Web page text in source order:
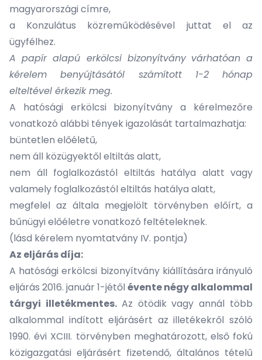
magyarországi címre,
a Konzulátus közreműködésével juttat el az
ügyfélhez.
A papír alapú erkölcsi bizonyítvány várhatóan a
kérelem benyújtásától számított 1-2 hónap
elteltével érkezik meg.
A hatósági erkölcsi bizonyítvány a kérelmezőre
vonatkozó alábbi tények igazolását tartalmazhatja:
büntetlen előéletű,
nem áll közügyektől eltiltás alatt,
nem áll foglalkozástól eltiltás hatálya alatt vagy
valamely foglalkozástól eltiltás hatálya alatt,
megfelel az általa megjelölt törvényben előírt, a
bűnügyi előéletre vonatkozó feltételeknek.
(lásd kérelem nyomtatvány IV. pontja)
Az eljárás díja:
A hatósági erkölcsi bizonyítvány kiállítására irányuló
eljárás 2016. január 1-jétől évente négy alkalommal
tárgyi illetékmentes. Az ötödik vagy annál több
alkalommal indított eljárásért az illetékekről szóló
1990. évi XCIII. törvényben meghatározott, első fokú
közigazgatási eljárásért fizetendő, általános tételű